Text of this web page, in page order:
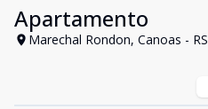
Apartamento
Marechal Rondon, Canoas - RS